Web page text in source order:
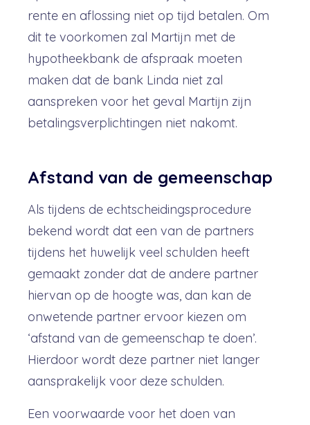
rente en aflossing niet op tijd betalen. Om
dit te voorkomen zal Martijn met de
hypotheekbank de afspraak moeten
maken dat de bank Linda niet zal
aanspreken voor het geval Martijn zijn
betalingsverplichtingen niet nakomt.
Afstand van de gemeenschap
Als tijdens de echtscheidingsprocedure
bekend wordt dat een van de partners
tijdens het huwelijk veel schulden heeft
gemaakt zonder dat de andere partner
hiervan op de hoogte was, dan kan de
onwetende partner ervoor kiezen om
‘afstand van de gemeenschap te doen’.
Hierdoor wordt deze partner niet langer
aansprakelijk voor deze schulden.
Een voorwaarde voor het doen van